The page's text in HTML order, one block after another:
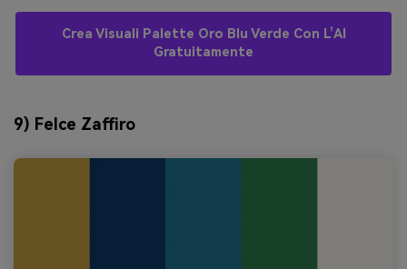
Crea Visuali Palette Oro Blu Verde Con L’AI
Gratuitamente
9) Felce Zaffiro